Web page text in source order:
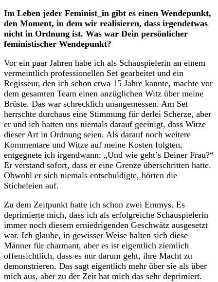
Im Leben jeder Feminist_in gibt es einen Wendepunkt,
den Moment, in dem wir realisieren, dass irgendetwas
nicht in Ordnung ist. Was war Dein persönlicher
feministischer Wendepunkt?
Vor ein paar Jahren habe ich als Schauspielerin an einem
vermeintlich professionellen Set gearbeitet und ein
Regisseur, den ich schon etwa 15 Jahre kannte, machte vor
dem gesamten Team einen anzüglichen Witz über meine
Brüste. Das war schrecklich unangemessen. Am Set
herrschte durchaus eine Stimmung für derlei Scherze, aber
er und ich hatten uns niemals darauf geeinigt, dass Witze
dieser Art in Ordnung seien. Als darauf noch weitere
Kommentare und Witze auf meine Kosten folgten,
entgegnete ich irgendwann: „Und wie geht’s Deiner Frau?“
Er verstand sofort, dass er eine Grenze überschritten hatte.
Obwohl er sich niemals entschuldigte, hörten die
Sticheleien auf.
Zu dem Zeitpunkt hatte ich schon zwei Emmys. Es
deprimierte mich, dass ich als erfolgreiche Schauspielerin
immer noch diesem erniedrigenden Geschwätz ausgesetzt
war. Ich glaube, in gewisser Weise halten sich diese
Männer für charmant, aber es ist eigentlich ziemlich
offensichtlich, dass es nur darum geht, ihre Macht zu
demonstrieren. Das sagt eigentlich mehr über sie als über
mich aus, aber zu der Zeit hat mich das sehr deprimiert.